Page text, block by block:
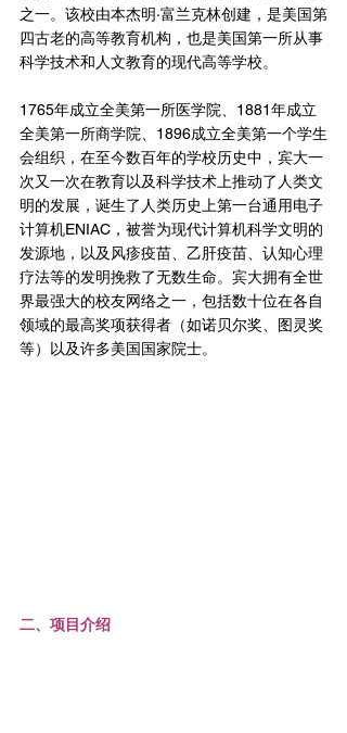
之一。该校由本杰明·富兰克林创建，是美国第
四古老的高等教育机构，也是美国第一所从事
科学技术和人文教育的现代高等学校。
1765年成立全美第一所医学院、1881年成立
全美第一所商学院、1896成立全美第一个学生
会组织，在至今数百年的学校历史中，宾大一
次又一次在教育以及科学技术上推动了人类文
明的发展，诞生了人类历史上第一台通用电子
计算机ENIAC，被誉为现代计算机科学文明的
发源地，以及风疹疫苗、乙肝疫苗、认知心理
疗法等的发明挽救了无数生命。宾大拥有全世
界最强大的校友网络之一，包括数十位在各自
领域的最高奖项获得者（如诺贝尔奖、图灵奖
等）以及许多美国国家院士。
二、项目介绍